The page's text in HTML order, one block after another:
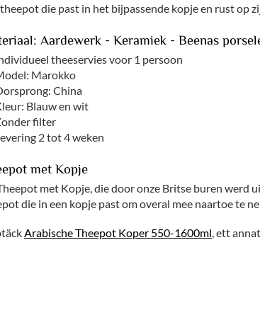
die past in het bijpassende kopje en rust op
Aardewerk - Keramiek - Beenas
theeservies voor 1 persoon
Marokko
China
Blauw en wit
filter
2 tot 4 weken
met Kopje
met Kopje, die door onze Britse buren werd
die in een kopje past om overal mee naartoe te
Arabische Theepot Koper 550-1600ml, ett